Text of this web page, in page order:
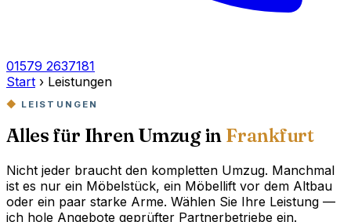
01579 2637181
Start › Leistungen
LEISTUNGEN
Alles für Ihren Umzug in Frankfurt
Nicht jeder braucht den kompletten Umzug. Manchmal
ist es nur ein Möbelstück, ein Möbellift vor dem Altbau
oder ein paar starke Arme. Wählen Sie Ihre Leistung —
ich hole Angebote geprüfter Partnerbetriebe ein.